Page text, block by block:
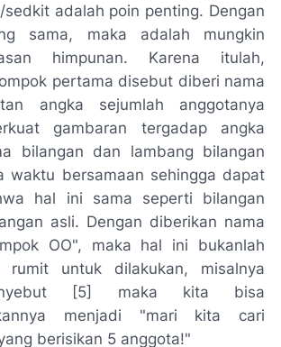
sedkit adalah poin penting. Dengan
sama, maka adalah mungkin
himpunan. Karena itulah,
pertama disebut diberi nama
angka sejumlah anggotanya
gambaran tergadap angka
bilangan dan lambang bilangan
waktu bersamaan sehingga dapat
hal ini sama seperti bilangan
asli. Dengan diberikan nama
OO", maka hal ini bukanlah
rumit untuk dilakukan, misalnya
[5] maka kita bisa
menjadi "mari kita cari
berisikan 5 anggota!"